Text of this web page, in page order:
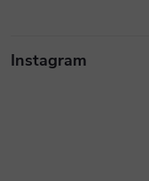
Instagram